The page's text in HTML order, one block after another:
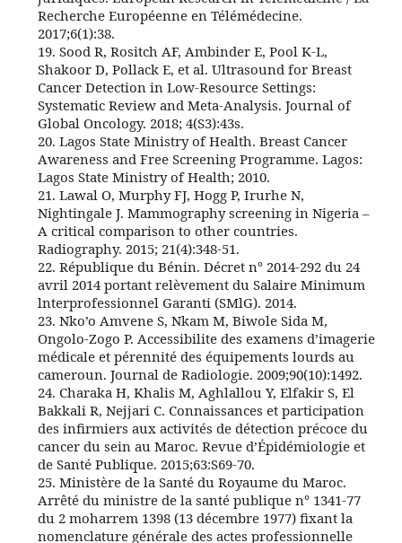
Recherche Européenne en Télémédecine.
2017;6(1):38.
19. Sood R, Rositch AF, Ambinder E, Pool K-L,
Shakoor D, Pollack E, et al. Ultrasound for Breast
Cancer Detection in Low-Resource Settings:
Systematic Review and Meta-Analysis. Journal of
Global Oncology. 2018; 4(S3):43s.
20. Lagos State Ministry of Health. Breast Cancer
Awareness and Free Screening Programme. Lagos:
Lagos State Ministry of Health; 2010.
21. Lawal O, Murphy FJ, Hogg P, Irurhe N,
Nightingale J. Mammography screening in Nigeria –
A critical comparison to other countries.
Radiography. 2015; 21(4):348‑51.
22. République du Bénin. Décret n° 2014-292 du 24
avril 2014 portant relèvement du Salaire Minimum
lnterprofessionnel Garanti (SMlG). 2014.
23. Nko’o Amvene S, Nkam M, Biwole Sida M,
Ongolo-Zogo P. Accessibilite des examens d’imagerie
médicale et pérennité des équipements lourds au
cameroun. Journal de Radiologie. 2009;90(10):1492.
24. Charaka H, Khalis M, Aghlallou Y, Elfakir S, El
Bakkali R, Nejjari C. Connaissances et participation
des infirmiers aux activités de détection précoce du
cancer du sein au Maroc. Revue d’Épidémiologie et
de Santé Publique. 2015;63:S69‑70.
25. Ministère de la Santé du Royaume du Maroc.
Arrêté du ministre de la santé publique n° 1341-77
du 2 moharrem 1398 (13 décembre 1977) fixant la
nomenclature générale des actes professionnelle